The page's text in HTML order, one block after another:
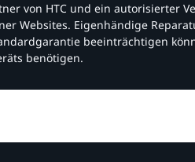
von HTC und ein autorisierter
Websites. Eigenhändige
beeinträchtigen
benötigen.​